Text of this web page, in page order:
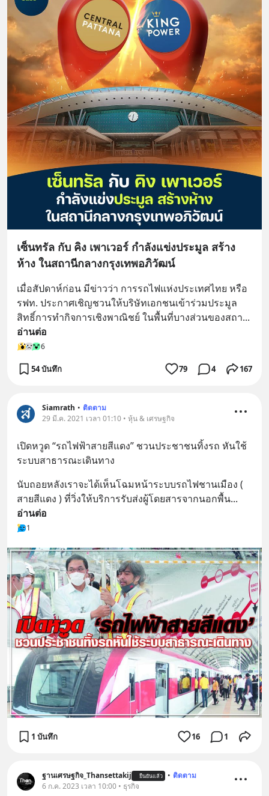
เซ็นทรัล กับ คิง เพาเวอร์ กำลังแข่งประมูล สร้าง
ห้าง ในสถานีกลางกรุงเทพอภิวัฒน์
เมื่อสัปดาห์ก่อน มีข่าวว่า การรถไฟแห่งประเทศไทย หรือ
รฟท. ประกาศเชิญชวนให้บริษัทเอกชนเข้าร่วมประมูล
สิทธิ์การทำกิจการเชิงพาณิชย์ ในพื้นที่บางส่วนของสถา
อ่านต่อ
6
54 บันทึก 79 4 167
Siamrath • ติดตาม
29 มี.ค. 2021 เวลา 01:10 • หุ้น & เศรษฐกิจ
เปิดหวูด “รถไฟฟ้าสายสีแดง” ชวนประชาชนทิ้งรถ หันใช้
ระบบสาธารณะเดินทาง
นับถอยหลังเราจะได้เห็นโฉมหน้าระบบรถไฟชานเมือง (
สายสีแดง ) ที่วิ่งให้บริการรับส่งผู้โดยสารจากนอกพื้น
อ่านต่อ
1
1 บันทึก 16 1
ฐานเศรษฐกิจ_Thansettakij ยืนยันแล้ว • ติดตาม
6 ก.ค. 2023 เวลา 10:00 • ธุรกิจ